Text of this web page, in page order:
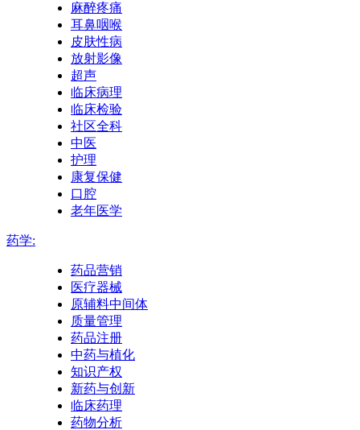
麻醉疼痛
耳鼻咽喉
皮肤性病
放射影像
超声
临床病理
临床检验
社区全科
中医
护理
康复保健
口腔
老年医学
药学:
药品营销
医疗器械
原辅料中间体
质量管理
药品注册
中药与植化
知识产权
新药与创新
临床药理
药物分析